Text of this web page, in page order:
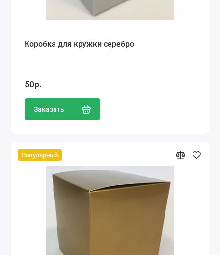
Коробка для кружки серебро
50р.
Заказать
Популярный